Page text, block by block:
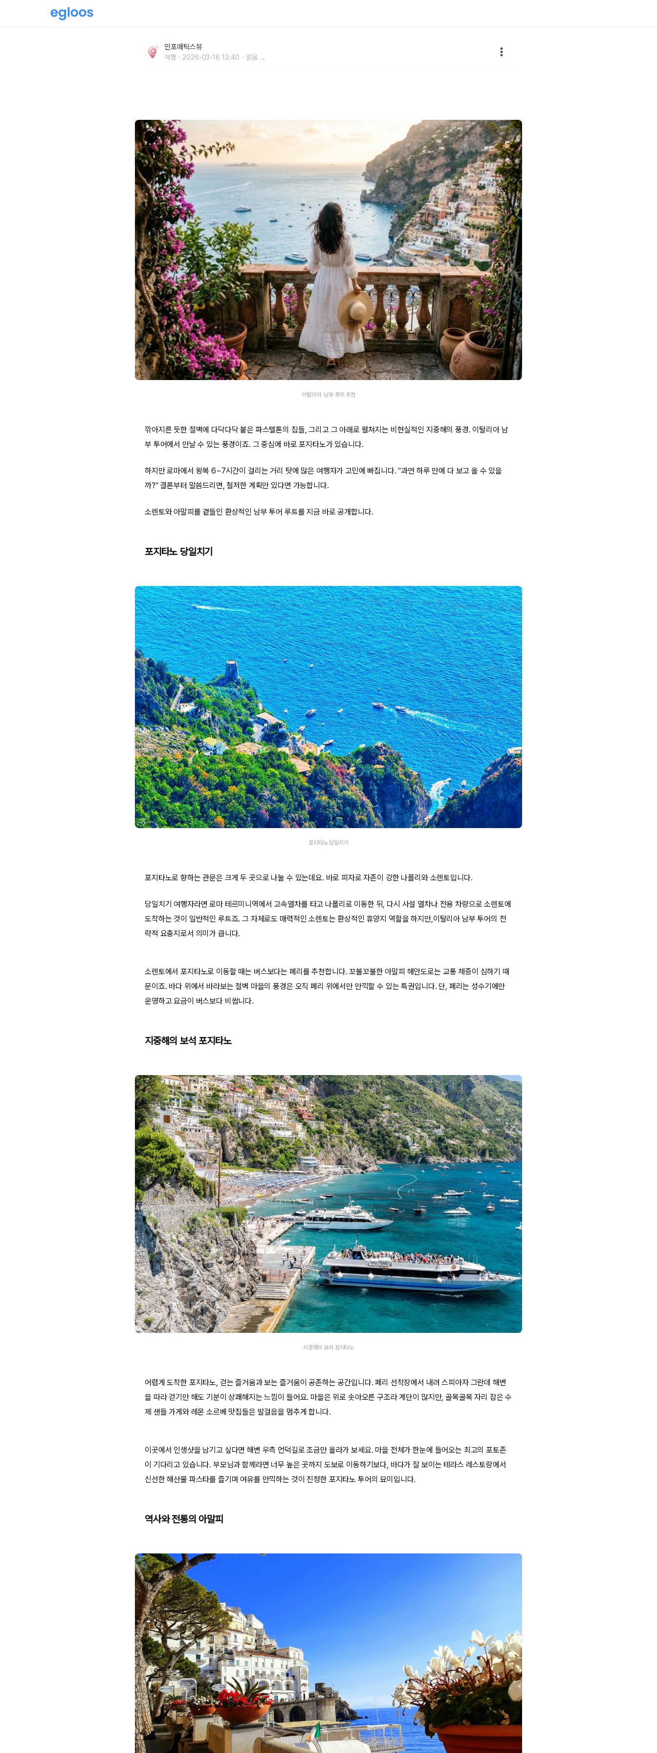
인포매틱스뷰
여행 2026-03-18 13:40 읽음 ...
이탈리아 남부 루트 추천
깎아지른 듯한 절벽에 다닥다닥 붙은 파스텔톤의 집들, 그리고 그 아래로 펼쳐지는 비현실적인 지중해의 풍경. 이탈리아 남
부 투어에서 만날 수 있는 풍경이죠. 그 중심에 바로 포지타노가 있습니다.
하지만 로마에서 왕복 6~7시간이 걸리는 거리 탓에 많은 여행자가 고민에 빠집니다. “과연 하루 만에 다 보고 올 수 있을
까?” 결론부터 말씀드리면, 철저한 계획만 있다면 가능합니다.
소렌토와 아말피를 곁들인 환상적인 남부 투어 루트를 지금 바로 공개합니다.
포지타노 당일치기
포지타노 당일치기
포지타노로 향하는 관문은 크게 두 곳으로 나눌 수 있는데요. 바로 피자로 자존이 강한 나폴리와 소렌토입니다.
당일치기 여행자라면 로마 테르미니역에서 고속열차를 타고 나폴리로 이동한 뒤, 다시 사설 열차나 전용 차량으로 소렌토에
도착하는 것이 일반적인 루트죠. 그 자체로도 매력적인 소렌토는 환상적인 휴양지 역할을 하지만,이탈리아 남부 투어의 전
략적 요충지로서 의미가 큽니다.
소렌토에서 포지타노로 이동할 때는 버스보다는 페리를 추천합니다. 꼬불꼬불한 아말피 해안도로는 교통 체증이 심하기 때
문이죠. 바다 위에서 바라보는 절벽 마을의 풍경은 오직 페리 위에서만 만끽할 수 있는 특권입니다. 단, 페리는 성수기에만
운영하고 요금이 버스보다 비쌉니다.
지중해의 보석 포지타노
지중해의 보석 포지타노
어렵게 도착한 포지타노, 걷는 즐거움과 보는 즐거움이 공존하는 공간입니다. 페리 선착장에서 내려 스피아자 그란데 해변
을 따라 걷기만 해도 기분이 상쾌해지는 느낌이 들어요. 마을은 위로 솟아오른 구조라 계단이 많지만, 골목골목 자리 잡은 수
제 샌들 가게와 레몬 소르베 맛집들은 발걸음을 멈추게 합니다.
이곳에서 인생샷을 남기고 싶다면 해변 우측 언덕길로 조금만 올라가 보세요. 마을 전체가 한눈에 들어오는 최고의 포토존
이 기다리고 있습니다. 부모님과 함께라면 너무 높은 곳까지 도보로 이동하기보다, 바다가 잘 보이는 테라스 레스토랑에서
신선한 해산물 파스타를 즐기며 여유를 만끽하는 것이 진정한 포지타노 투어의 묘미입니다.
역사와 전통의 아말피